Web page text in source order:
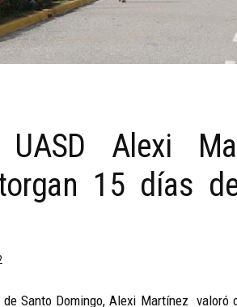
Alexi
15 días
Santo Domingo, Alexi Martínez valoró